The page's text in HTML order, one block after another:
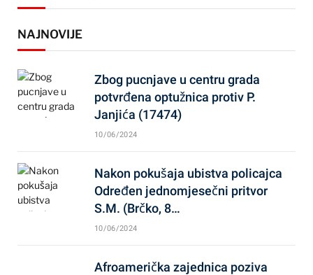
NAJNOVIJE
Zbog pucnjave u centru grada
potvrđena optužnica protiv P.
Janjića (17474)
10/06/2024
Nakon pokušaja ubistva policajca
Određen jednomjesečni pritvor
S.M. (Brčko, 8…
10/06/2024
Afroamerička zajednica poziva